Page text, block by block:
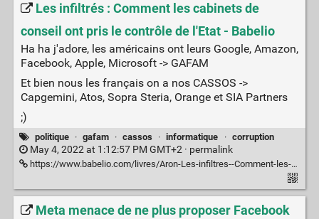
Les infiltrés : Comment les cabinets de
conseil ont pris le contrôle de l'Etat - Babelio
Ha ha j'adore, les américains ont leurs Google, Amazon,
Facebook, Apple, Microsoft -> GAFAM
Et bien nous les français on a nos CASSOS ->
Capgemini, Atos, Sopra Steria, Orange et SIA Partners
;)
politique · gafam · cassos · informatique · corruption
May 4, 2022 at 1:12:57 PM GMT+2 · permalink
https://www.babelio.com/livres/Aron-Les-infiltres--Comment-les-cabinets-de-conseil-on/1397197
Meta menace de ne plus proposer Facebook